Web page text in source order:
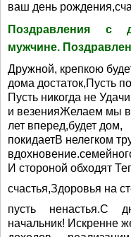
ваш день
Поздравления с
мужчине.
Дружной, крепкою
дома достаток,Пусть
Пусть никогда не
и везенияЖелаем мы в
лет вперед,будет дом,
покидаетВ нелегком
И стороной обходят
счастья,Здоровья на
пусть ненастья.С
начальник! Искренне